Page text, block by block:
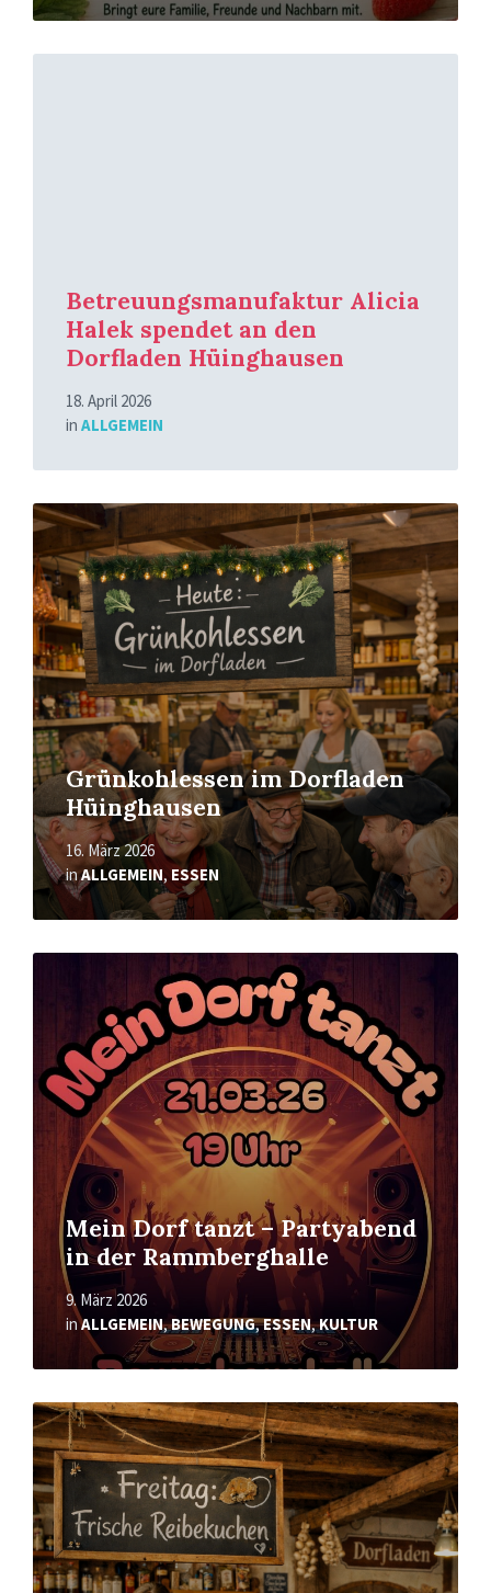
Betreuungsmanufaktur Alicia
Halek spendet an den
Dorfladen Hüinghausen
18. April 2026
in ALLGEMEIN
Mehr
Grünkohlessen im Dorfladen
Hüinghausen
16. März 2026
inALLGEMEIN,ESSEN
Mehr
erfahren
Mein Dorf tanzt – Partyabend
in der Rammberghalle
9. März 2026
inALLGEMEIN,BEWEGUNG,ESSEN,KULTUR
Mehr
Mehr
erfahren